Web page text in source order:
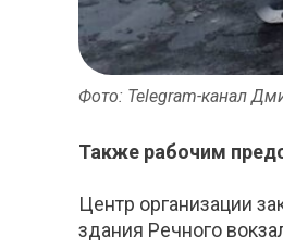
Фото: Telegram-канал
Также рабочим
Центр организации
здания Речного